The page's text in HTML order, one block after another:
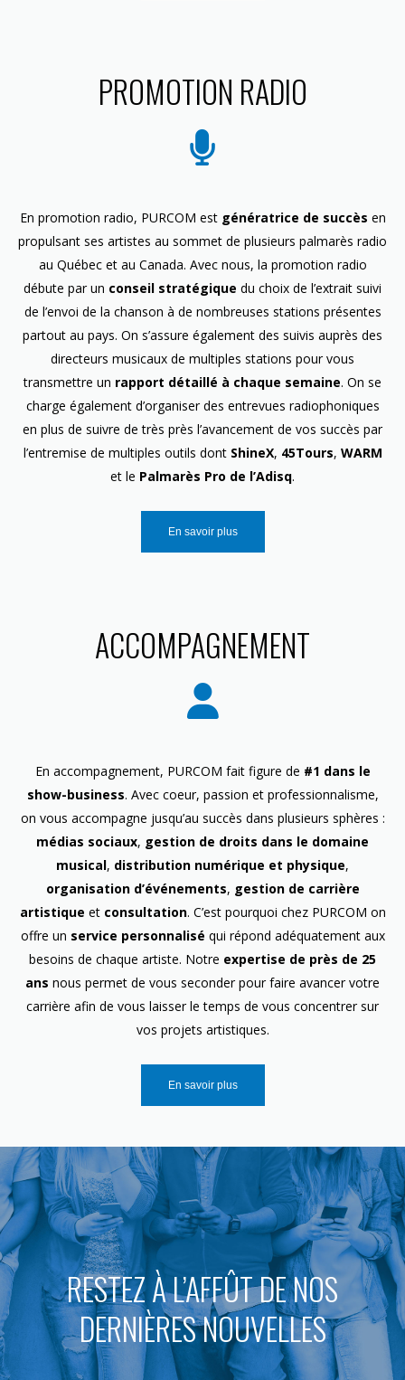
PROMOTION RADIO
En promotion radio, PURCOM est génératrice de succès en
propulsant ses artistes au sommet de plusieurs palmarès radio
au Québec et au Canada. Avec nous, la promotion radio
débute par un conseil stratégique du choix de l’extrait suivi
de l’envoi de la chanson à de nombreuses stations présentes
partout au pays. On s’assure également des suivis auprès des
directeurs musicaux de multiples stations pour vous
transmettre un rapport détaillé à chaque semaine. On se
charge également d’organiser des entrevues radiophoniques
en plus de suivre de très près l’avancement de vos succès par
l’entremise de multiples outils dont ShineX, 45Tours, WARM
et le Palmarès Pro de l’Adisq.
En savoir plus
ACCOMPAGNEMENT
En accompagnement, PURCOM fait figure de #1 dans le
show-business. Avec coeur, passion et professionnalisme,
on vous accompagne jusqu’au succès dans plusieurs sphères :
médias sociaux, gestion de droits dans le domaine
musical, distribution numérique et physique,
organisation d’événements, gestion de carrière
artistique etconsultation. C’est pourquoi chez PURCOM on
offre un service personnalisé qui répond adéquatement aux
besoins de chaque artiste. Notre expertise de près de 25
ans nous permet de vous seconder pour faire avancer votre
carrière afin de vous laisser le temps de vous concentrer sur
vos projets artistiques.
En savoir plus
RESTEZ À L’AFFÛT DE NOS
DERNIÈRES NOUVELLES